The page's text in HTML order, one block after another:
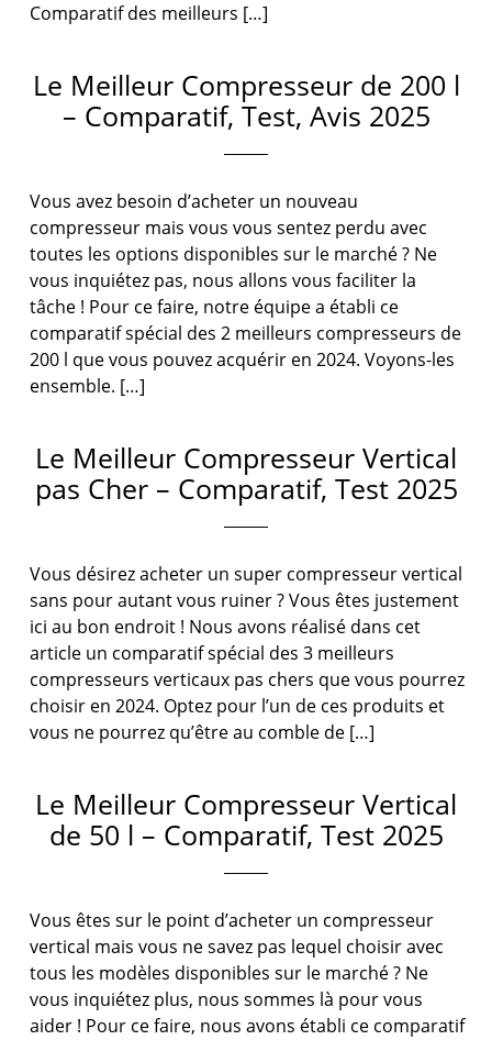
Comparatif des meilleurs […]
Le Meilleur Compresseur de 200 l
– Comparatif, Test, Avis 2025
Vous avez besoin d’acheter un nouveau
compresseur mais vous vous sentez perdu avec
toutes les options disponibles sur le marché ? Ne
vous inquiétez pas, nous allons vous faciliter la
tâche ! Pour ce faire, notre équipe a établi ce
comparatif spécial des 2 meilleurs compresseurs de
200 l que vous pouvez acquérir en 2024. Voyons-les
ensemble. […]
Le Meilleur Compresseur Vertical
pas Cher – Comparatif, Test 2025
Vous désirez acheter un super compresseur vertical
sans pour autant vous ruiner ? Vous êtes justement
ici au bon endroit ! Nous avons réalisé dans cet
article un comparatif spécial des 3 meilleurs
compresseurs verticaux pas chers que vous pourrez
choisir en 2024. Optez pour l’un de ces produits et
vous ne pourrez qu’être au comble de […]
Le Meilleur Compresseur Vertical
de 50 l – Comparatif, Test 2025
Vous êtes sur le point d’acheter un compresseur
vertical mais vous ne savez pas lequel choisir avec
tous les modèles disponibles sur le marché ? Ne
vous inquiétez plus, nous sommes là pour vous
aider ! Pour ce faire, nous avons établi ce comparatif